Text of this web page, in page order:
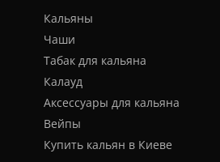
Кальяны
Чаши
Табак для кальяна
Калауд
Аксессуары для кальяна
Вейпы
Купить кальян в Киеве